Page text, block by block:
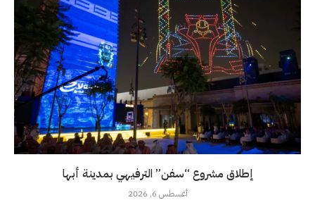
إطلاق مشروع “سفن” الترفيهي بمدينة أبها
أغسطس 6, 2026